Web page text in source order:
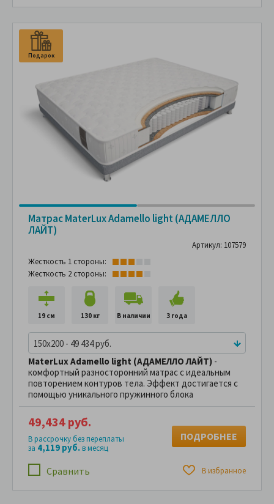
Подарок
Матрас MaterLux Adamello light (АДАМЕЛЛО
ЛАЙТ)
Артикул: 107579
Жесткость 1 стороны:
Жесткость 2 стороны:
19 см 130 кг В наличии 3 года
150x200 - 49 434 руб.
MaterLux Adamello light (АДАМЕЛЛО ЛАЙТ) -
комфортный разносторонний матрас с идеальным
повторением контуров тела. Эффект достигается с
помощью уникального пружинного блока
Сравнить В избранное
49,434 руб.
В рассрочку без переплаты
за 4,119 руб.в месяц
ПОДРОБНЕЕ